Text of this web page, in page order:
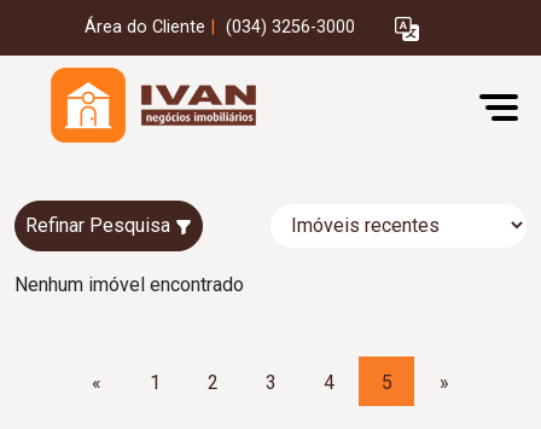
Área do Cliente (034) 3256-3000
Refinar Pesquisa
Nenhum imóvel encontrado
« 1 2 3 4 5 »